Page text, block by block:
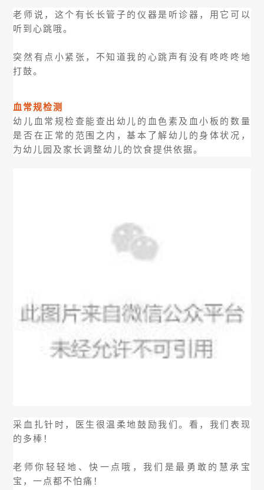
老师说，这个有长长管子的仪器是听诊器，用它可以
听到心跳哦。
突然有点小紧张，不知道我的心跳声有没有咚咚咚地
打鼓。
血常规检测
幼儿血常规检查能查出幼儿的血色素及血小板的数量
是否在正常的范围之内，基本了解幼儿的身体状况，
为幼儿园及家长调整幼儿的饮食提供依据。
采血扎针时，医生很温柔地鼓励我们。看，我们表现
的多棒！
老师你轻轻地、快一点哦，我们是最勇敢的慧承宝
宝，一点都不怕痛！